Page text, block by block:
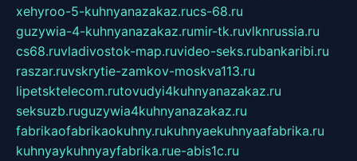
xehyroo-5-kuhnyanazakaz.rucs-68.ru
guzywia-4-kuhnyanazakaz.rumir-tk.ruvlknrussia.ru
cs68.ruvladivostok-map.ruvideo-seks.rubankaribi.ru
raszar.ruvskrytie-zamkov-moskva113.ru
lipetsktelecom.rutovudyi4kuhnyanazakaz.ru
seksuzb.ruguzywia4kuhnyanazakaz.ru
fabrikaofabrikaokuhny.rukuhnyaekuhnyaafabrika.ru
kuhnyaykuhnyayfabrika.rue-abis1c.ru